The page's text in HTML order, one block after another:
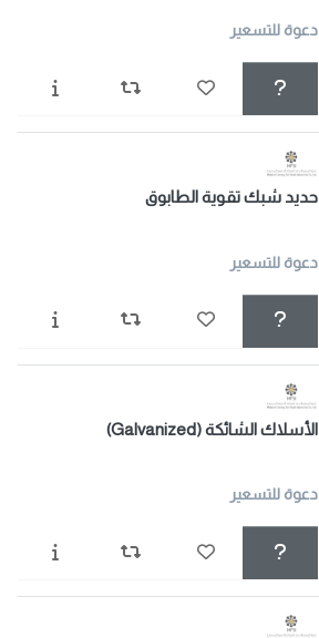
دعوة للتسعير
حديد شبك تقوية الطابوق
دعوة للتسعير
الأسلاك الشائكة (Galvanized)
دعوة للتسعير